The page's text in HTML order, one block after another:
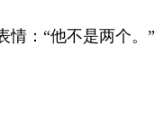
情：“他不是两个。”